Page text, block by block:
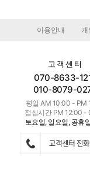
이용안내 개
고객센터
070-8633-
010-8079-
평일 AM 10:00 - PM
점심시간 PM 12:00 -
토요일, 일요일, 공휴